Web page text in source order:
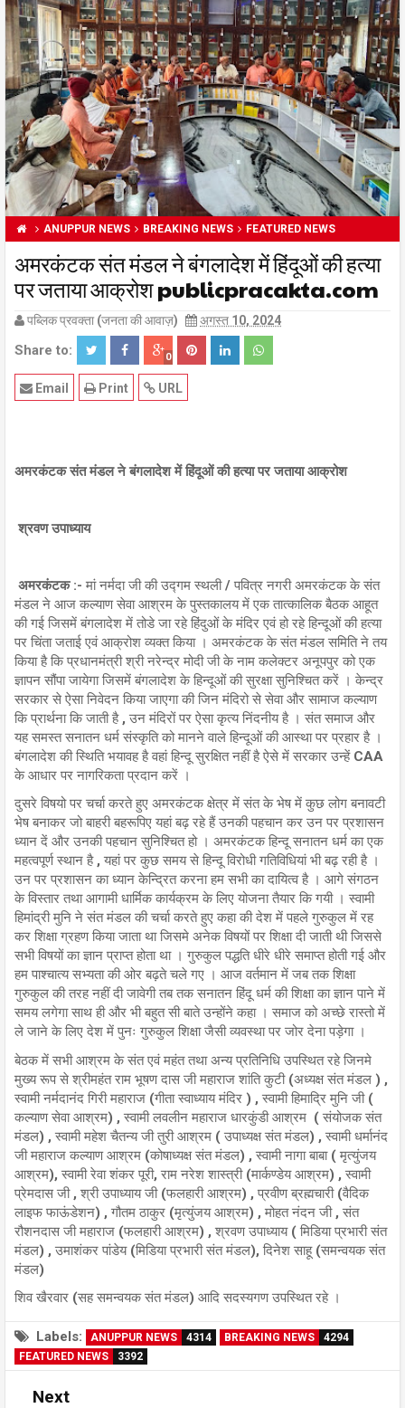
ANUPPUR NEWS BREAKING NEWS FEATURED NEWS
अमरकंटक संत मंडल ने बंगलादेश में हिंदूओं की हत्या
पर जताया आक्रोश publicpracakta.com
पब्लिक प्रवक्ता (जनता की आवाज़) अगस्त 10, 2024
Share to: 0
URL
Print
Email
अमरकंटक संत मंडल ने बंगलादेश में हिंदूओं की हत्या पर जताया आक्रोश
श्रवण उपाध्याय
अमरकंटक :- मां नर्मदा जी की उद्गम स्थली / पवित्र नगरी अमरकंटक के संत
मंडल ने आज कल्याण सेवा आश्रम के पुस्तकालय में एक तात्कालिक बैठक आहूत
की गई जिसमें बंगलादेश में तोडे जा रहे हिंदुओं के मंदिर एवं हो रहे हिन्दूओं की हत्या
पर चिंता जताई एवं आक्रोश व्यक्त किया । अमरकंटक के संत मंडल समिति ने तय
किया है कि प्रधानमंत्री श्री नरेन्द्र मोदी जी के नाम कलेक्टर अनूपपुर को एक
ज्ञापन सौंपा जायेगा जिसमें बंगलादेश के हिन्दूओं की सुरक्षा सुनिश्चित करें । केन्द्र
सरकार से ऐसा निवेदन किया जाएगा की जिन मंदिरो से सेवा और सामाज कल्याण
कि प्रार्थना कि जाती है , उन मंदिरों पर ऐसा कृत्य निंदनीय है । संत समाज और
यह समस्त सनातन धर्म संस्कृति को मानने वाले हिन्दूओं की आस्था पर प्रहार है ।
बंगलादेश की स्थिति भयावह है वहां हिन्दू सुरक्षित नहीं है ऐसे में सरकार उन्हें CAA
के आधार पर नागरिकता प्रदान करें ।
दुसरे विषयो पर चर्चा करते हुए अमरकंटक क्षेत्र में संत के भेष में कुछ लोग बनावटी
भेष बनाकर जो बाहरी बहरूपिए यहां बढ़ रहे हैं उनकी पहचान कर उन पर प्रशासन
ध्यान दें और उनकी पहचान सुनिश्चित हो । अमरकंटक हिन्दू सनातन धर्म का एक
महत्वपूर्ण स्थान है , यहां पर कुछ समय से हिन्दू विरोधी गतिविधियां भी बढ़ रही है ।
उन‌ पर प्रशासन का ध्यान केन्द्रित करना हम सभी का दायित्व है । आगे संगठन
के विस्तार तथा आगामी धार्मिक कार्यक्रम के लिए योजना तैयार कि गयी । स्वामी
हिमांद्री मुनि ने संत मंडल की चर्चा करते हुए कहा की देश में पहले गुरुकुल में रह
कर शिक्षा ग्रहण किया जाता था जिसमे अनेक विषयों पर शिक्षा दी जाती थी जिससे
सभी विषयों का ज्ञान प्राप्त होता था । गुरुकुल पद्धति धीरे धीरे समाप्त होती गई और
हम पाश्चात्य सभ्यता की ओर बढ़ते चले गए । आज वर्तमान में जब तक शिक्षा
गुरुकुल की तरह नहीं दी जावेगी तब तक सनातन हिंदू धर्म की शिक्षा का ज्ञान पाने में
समय लगेगा साथ ही और भी बहुत सी बाते उन्होंने कहा । समाज को अच्छे रास्तो में
ले जाने के लिए देश में पुनः गुरुकुल शिक्षा जैसी व्यवस्था पर जोर देना पड़ेगा ।
बेठक में सभी आश्रम के संत एवं महंत तथा अन्य प्रतिनिधि उपस्थित रहे जिनमे
मुख्य रूप से श्रीमहंत राम भूषण दास जी महाराज शांति कुटी (अध्यक्ष संत मंडल ) ,
स्वामी नर्मदानंद गिरी महाराज (गीता स्वाध्याय मंदिर ) , स्वामी हिमाद्रि मुनि जी (
कल्याण सेवा आश्रम) , स्वामी लवलीन महाराज धारकुंडी आश्रम ( संयोजक संत
मंडल) , स्वामी महेश चैतन्य जी तुरी आश्रम ( उपाध्यक्ष संत मंडल) , स्वामी धर्मानंद
जी महाराज कल्याण आश्रम (कोषाध्यक्ष संत मंडल) , स्वामी नागा बाबा ( मृत्युंजय
आश्रम), स्वामी रेवा शंकर पूरी, राम नरेश शास्त्री (मार्कण्डेय आश्रम) , स्वामी
प्रेमदास जी , श्री उपाध्याय जी (फलहारी आश्रम) , प्रवीण ब्रह्मचारी (वैदिक
लाइफ फाऊंडेशन) , गौतम ठाकुर (मृत्युंजय आश्रम) , मोहत नंदन जी , संत
रौशनदास जी महाराज (फलहारी आश्रम) , श्रवण उपाध्याय ( मिडिया प्रभारी संत
मंडल) , उमाशंकर पांडेय (मिडिया प्रभारी संत मंडल), दिनेश साहू (समन्वयक संत
मंडल)
शिव खैरवार (सह समन्वयक संत मंडल) आदि सदस्यगण उपस्थित रहे ।
Labels: ANUPPUR NEWS 4314 BREAKING NEWS
4294
FEATURED NEWS
3392
Next